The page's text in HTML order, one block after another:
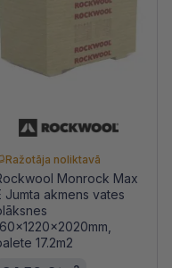
Ražotāja noliktavā
Monrock Max
Jumta akmens vates
17.2m2